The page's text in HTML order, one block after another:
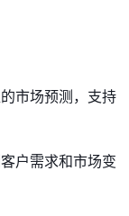
市场预测，支持
户需求和市场变